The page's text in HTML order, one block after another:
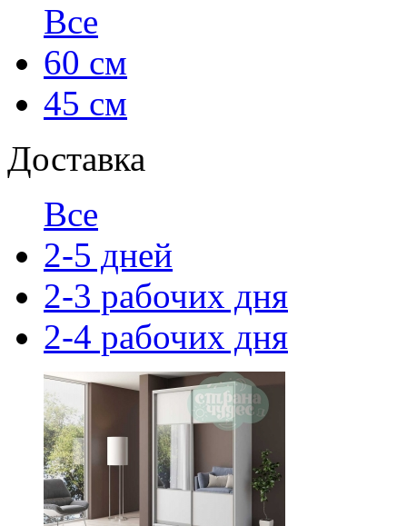
Все
60 см
45 см
Доставка
Все
2-5 дней
2-3 рабочих дня
2-4 рабочих дня